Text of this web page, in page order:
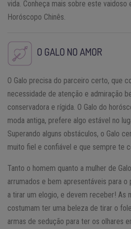
vida. Conheça mais sobre este vaidoso
Horóscopo Chinês.
O GALO NO AMOR
O Galo precisa do parceiro certo, que
necessidade de atenção e admiração
conservadora e rígida. O Galo do
moda antiga, prefere algo estável no
Superando alguns obstáculos, o Galo
muito fiel e confiável e que sempre te
Tanto o homem quanto a mulher de
arrumados e bem apresentáveis para
a tirar um elogio, e devem receber! As
costumam ter uma beleza de tirar o
armas de sedução para ter os olhares